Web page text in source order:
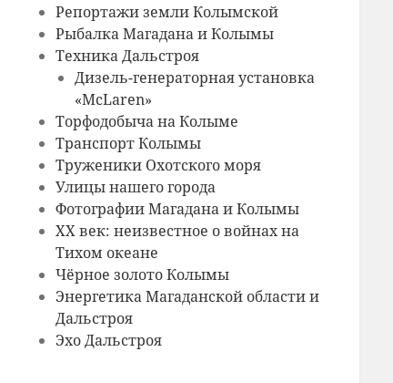
Репортажи земли Колымской
Рыбалка Магадана и Колымы
Техника Дальстроя
Дизель-генераторная установка
«McLaren»
Торфодобыча на Колыме
Транспорт Колымы
Труженики Охотского моря
Улицы нашего города
Фотографии Магадана и Колымы
ХХ век: неизвестное о войнах на
Тихом океане
Чёрное золото Колымы
Энергетика Магаданской области и
Дальстроя
Эхо Дальстроя